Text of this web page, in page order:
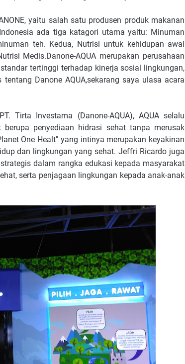
yaitu salah satu produsen produk makanan
ada tiga katagori utama yaitu: Minuman
teh. Kedua, Nutrisi untuk kehidupan awal
Medis.Danone-AQUA merupakan perusahaan
tertinggi terhadap kinerja sosial lingkungan,
Danone AQUA,sekarang saya ulasa acara
Tirta Investama (Danone-AQUA), AQUA selalu
penyediaan hidrasi sehat tanpa merusak
One Healt" yang intinya merupakan keyakinan
dan lingkungan yang sehat. Jeffri Ricardo juga
dalam rangka edukasi kepada masyarakat
serta penjagaan lingkungan kepada anak-anak